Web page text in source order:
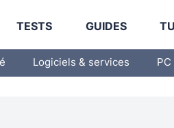
TESTS GUIDES
Logiciels & services PC